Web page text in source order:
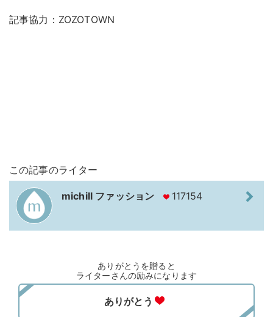
記事協力：ZOZOTOWN
この記事のライター
michill ファッション 117154
ありがとうを贈ると
ライターさんの励みになります